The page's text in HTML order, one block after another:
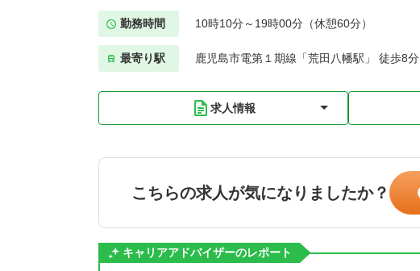
勤務時間 10時10分～19時00分（休憩60分）
最寄り駅 鹿児島市電第１期線「荒田八幡駅」 徒歩8分
求人情報
こちらの求人が気になりましたか？
キャリアアドバイザーのレポート